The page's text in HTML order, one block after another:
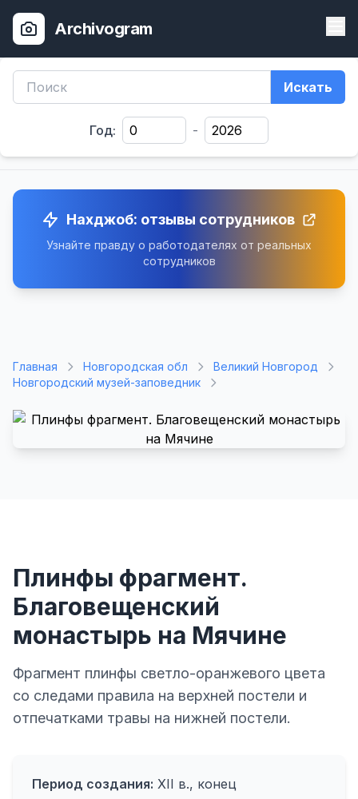
Archivogram
Искать
Год: -
Нахджоб: отзывы сотрудников
Узнайте правду о работодателях от реальных
сотрудников
Главная Новгородская обл
Великий Новгород
Новгородский музей-заповедник
Плинфы фрагмент.
Благовещенский
монастырь на Мячине
Фрагмент плинфы светло-оранжевого цвета
со следами правила на верхней постели и
отпечатками травы на нижней постели.
Период создания: XII в., конец